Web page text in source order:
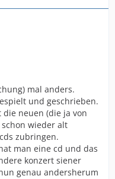
mal anders.
und geschrieben.
neuen (die ja von
wieder alt
zubringen.
man eine cd und das
konzert siener
genau andersherum